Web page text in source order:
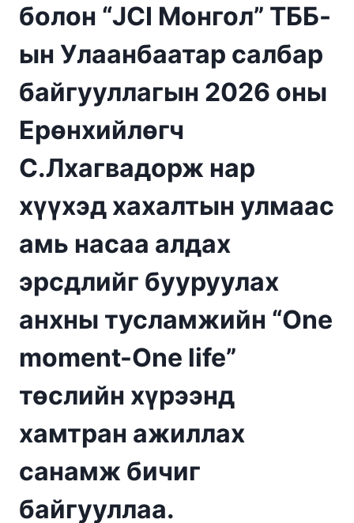
болон “JCI Монгол” ТББ-
ын Улаанбаатар салбар
байгууллагын 2026 оны
Ерөнхийлөгч
С.Лхагвадорж нар
хүүхэд хахалтын улмаас
амь насаа алдах
эрсдлийг бууруулах
анхны тусламжийн “One
moment-One life”
төслийн хүрээнд
хамтран ажиллах
санамж бичиг
байгууллаа.